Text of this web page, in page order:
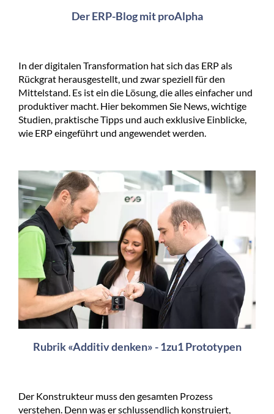
Der ERP-Blog mit proAlpha
In der digitalen Transformation hat sich das ERP als
Rückgrat herausgestellt, und zwar speziell für den
Mittelstand. Es ist ein die Lösung, die alles einfacher und
produktiver macht. Hier bekommen Sie News, wichtige
Studien, praktische Tipps und auch exklusive Einblicke,
wie ERP eingeführt und angewendet werden.
Rubrik «Additiv denken» - 1zu1 Prototypen
Der Konstrukteur muss den gesamten Prozess
verstehen. Denn was er schlussendlich konstruiert,